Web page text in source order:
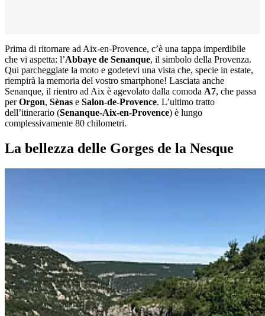
Prima di ritornare ad Aix-en-Provence, c’è una tappa imperdibile
che vi aspetta: l’Abbaye de Senanque, il simbolo della Provenza.
Qui parcheggiate la moto e godetevi una vista che, specie in estate,
riempirà la memoria del vostro smartphone! Lasciata anche
Senanque, il rientro ad Aix è agevolato dalla comoda A7, che passa
perOrgon, Sènas e Salon-de-Provence. L’ultimo tratto
dell’itinerario (Senanque-Aix-en-Provence) è lungo
complessivamente 80 chilometri.
La bellezza delle Gorges de la Nesque